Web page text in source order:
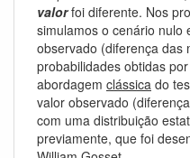
valorfoi diferente. Nos
simulamos o cenário nulo
observado (diferença das
probabilidades obtidas
abordagem clássica do
valor observado
com uma distribuição
previamente, que foi